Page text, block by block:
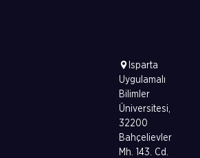
Isparta
Uygulamalı
Bilimler
Üniversitesi,
32200
Bahçelievler
Mh. 143. Cd.